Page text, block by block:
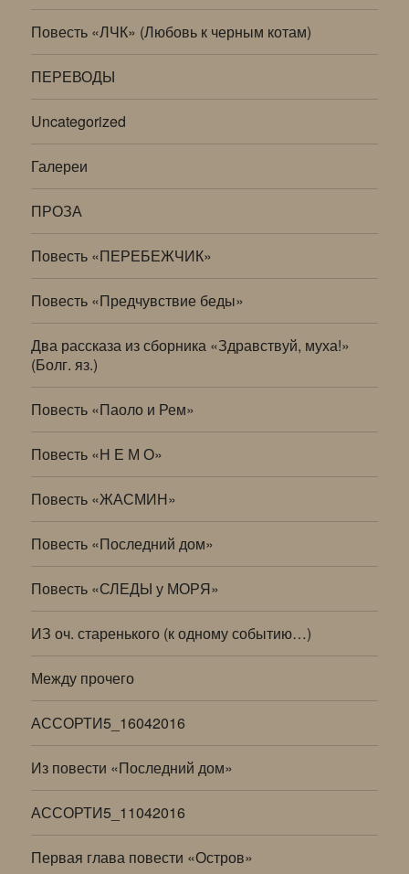
Повесть «ЛЧК» (Любовь к черным котам)
ПЕРЕВОДЫ
Uncategorized
Галереи
ПРОЗА
Повесть «ПЕРЕБЕЖЧИК»
Повесть «Предчувствие беды»
Два рассказа из сборника «Здравствуй, муха!»
(Болг. яз.)
Повесть «Паоло и Рем»
Повесть «Н Е М О»
Повесть «ЖАСМИН»
Повесть «Последний дом»
Повесть «СЛЕДЫ у МОРЯ»
ИЗ оч. старенького (к одному событию…)
Между прочего
АССОРТИ5_16042016
Из повести «Последний дом»
АССОРТИ5_11042016
Первая глава повести «Остров»